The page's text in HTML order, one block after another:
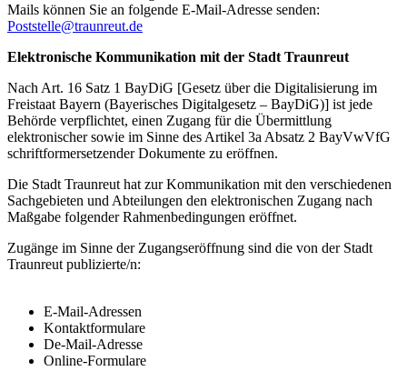
Mails können Sie an folgende E-Mail-Adresse senden:
Poststelle@traunreut.de
Elektronische Kommunikation mit der Stadt Traunreut
Nach Art. 16 Satz 1 BayDiG [Gesetz über die Digitalisierung im
Freistaat Bayern (Bayerisches Digitalgesetz – BayDiG)] ist jede
Behörde verpflichtet, einen Zugang für die Übermittlung
elektronischer sowie im Sinne des Artikel 3a Absatz 2 BayVwVfG
schriftformersetzender Dokumente zu eröffnen.
Die Stadt Traunreut hat zur Kommunikation mit den verschiedenen
Sachgebieten und Abteilungen den elektronischen Zugang nach
Maßgabe folgender Rahmenbedingungen eröffnet.
Zugänge im Sinne der Zugangseröffnung sind die von der Stadt
Traunreut publizierte/n:
E-Mail-Adressen
Kontaktformulare
De-Mail-Adresse
Online-Formulare